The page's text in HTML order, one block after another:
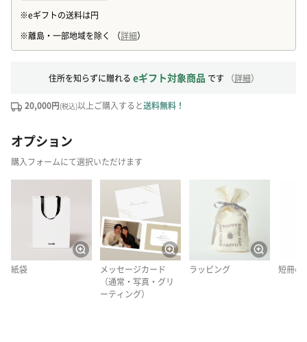
住所を知らずに贈れる eギフト対象商品 です （詳細）
20,000円(税込)以上ご購入すると送料無料！
オプション
購入フォームにて選択いただけます
紙袋
メッセージカード
（通常・写真・グリ
ーティング）
ラッピング 短冊の